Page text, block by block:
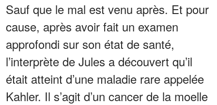
Sauf que le mal est venu après. Et pour
cause, après avoir fait un examen
approfondi sur son état de santé,
l’interprète de Jules a découvert qu’il
était atteint d’une maladie rare appelée
Kahler. Il s’agit d’un cancer de la moelle